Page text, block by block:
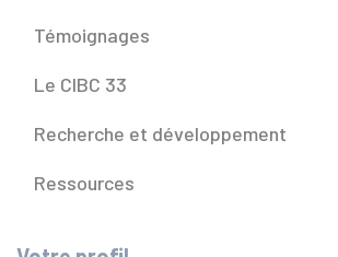
Témoignages
Le CIBC 33
Recherche et développement
Ressources